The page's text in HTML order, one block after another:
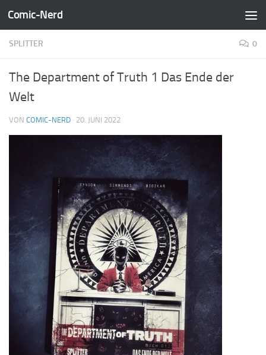
Zum Inhalt springen
Comic-Nerd
SPLITTER 0
The Department of Truth 1 Das Ende der
Welt
VON COMIC-NERD · 20. JUNI 2022